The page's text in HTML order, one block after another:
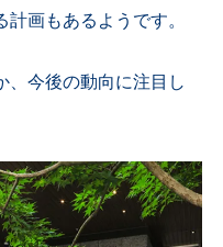
画もあるようです。
、今後の動向に注目し